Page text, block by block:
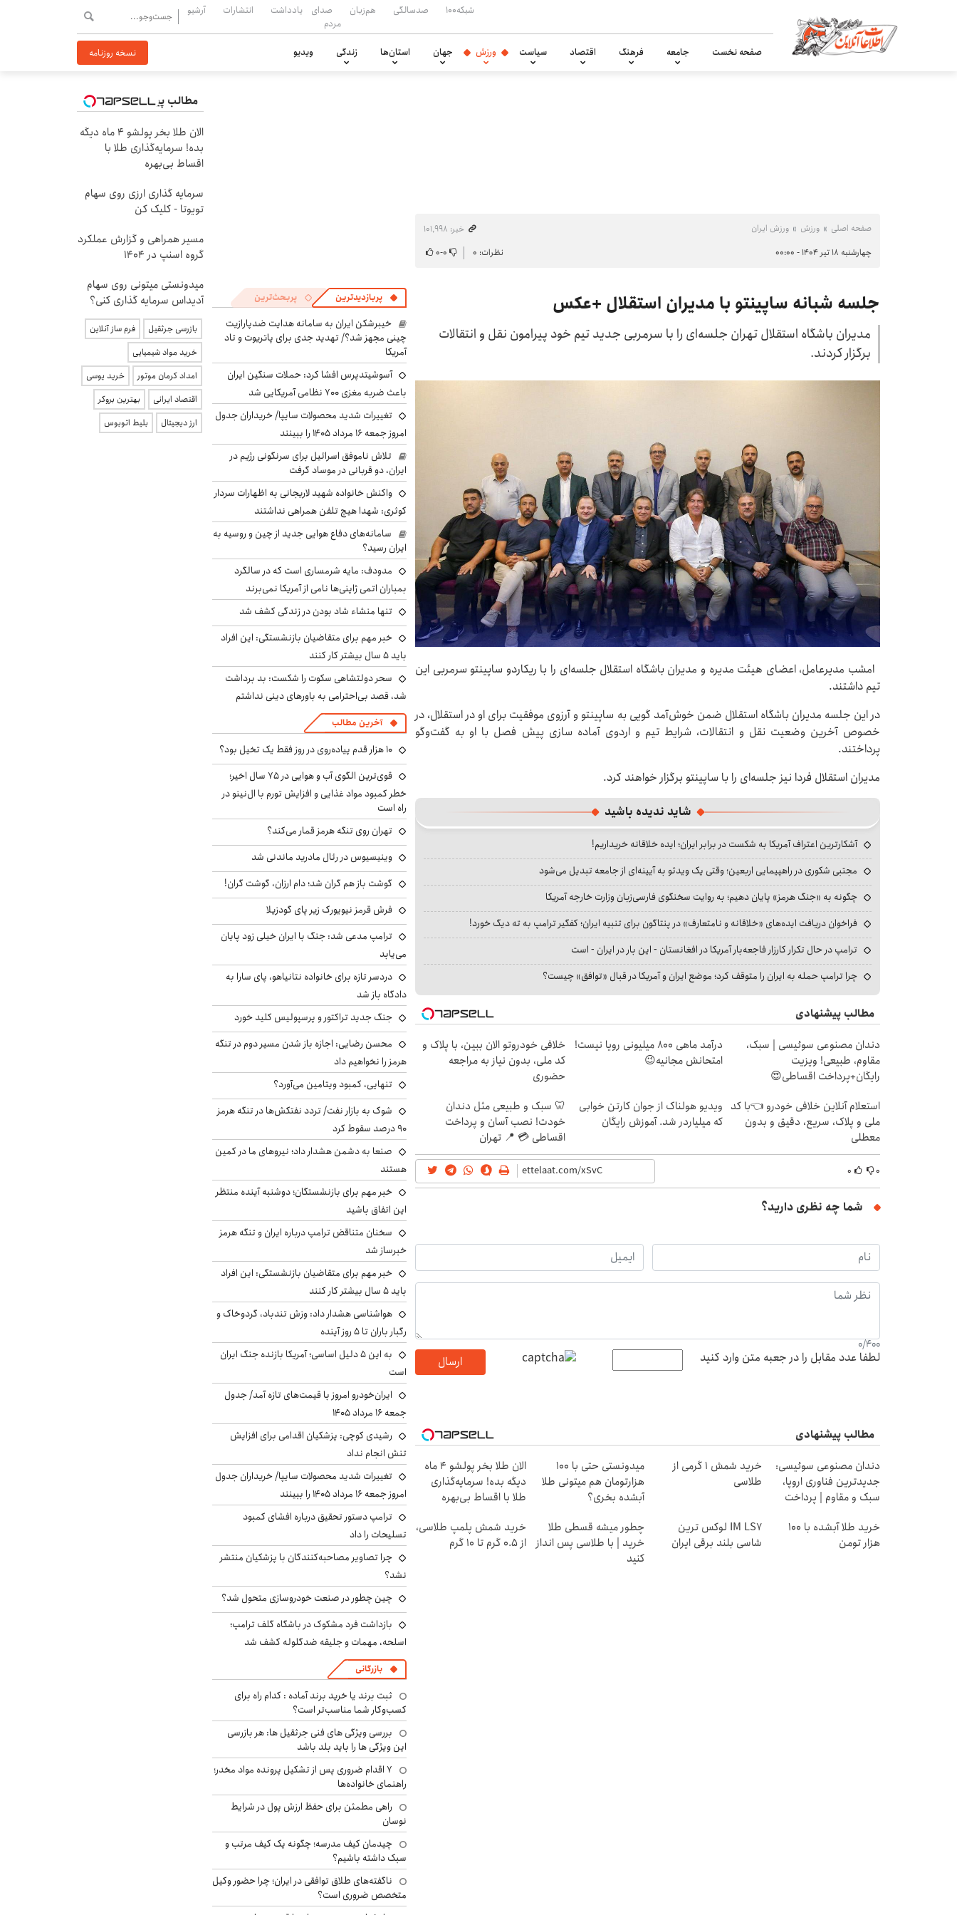
شبکه۱۰۰ صدسالگی هم‌زبان
صدای
مردم
یادداشت انتشارات آرشیو
صفحه نخست جامعه فرهنگ اقتصاد سیاست ورزش جهان استان‌ها زندگی ویدیو نسخه روزنامه
صفحه اصلی ورزش ورزش ایران
خبر: ۱۰۱٬۹۹۸
چهارشنبه ۱۸ تیر ۱۴۰۴ - ۰۰:۰۰
نظرات: ۰ ۰-۰
جلسه شبانه ساپینتو با مدیران استقلال +عکس
مدیران باشگاه استقلال تهران جلسه‌ای را با سرمربی جدید تیم خود پیرامون نقل و انتقالات
برگزار کردند.
امشب مدیرعامل، اعضای هیئت مدیره و مدیران باشگاه استقلال جلسه‌ای را با ریکاردو ساپینتو سرمربی این
تیم داشتند.
در این جلسه مدیران باشگاه استقلال ضمن خوش‌آمد گویی به ساپینتو و آرزوی موفقیت برای او در استقلال، در
خصوص آخرین وضعیت نقل و انتقالات، شرایط تیم و اردوی آماده سازی پیش فصل با او به گفت‌وگو
پرداختند.
مدیران استقلال فردا نیز جلسه‌ای را با ساپینتو برگزار خواهند کرد.
شاید ندیده باشید
آشکارترین اعتراف آمریکا به شکست در برابر ایران؛ ایده خلاقانه خریداریم!
مجتبی شکوری در راهپیمایی اربعین؛ وقتی یک ویدئو به آیینه‌ای از جامعه تبدیل می‌شود
چگونه به «جنگ هرمز» پایان دهیم؛ به روایت سخنگوی فارسی‌زبان وزارت خارجه آمریکا
فراخوان دریافت ایده‌های «خلاقانه و نامتعارف» در پنتاگون برای تنبیه ایران؛ کفگیر ترامپ به ته دیگ خورد!
ترامپ در حال تکرار کارزار فاجعه‌بار آمریکا در افغانستان - این بار در ایران - است
چرا ترامپ حمله به ایران را متوقف کرد؛ موضع ایران و آمریکا در قبال «توافق» چیست؟
مطالب پیشنهادی
دندان مصنوعی سوئیسی | سبک،
مقاوم، طبیعی! ویزیت
رایگان+پرداخت اقساطی😍
درآمد ماهی 800 میلیونی رویا نیست!
امتحانش مجانیه😉
خلافی خودروتو الان ببین، با پلاک و
کد ملی، بدون نیاز به مراجعه
حضوری
استعلام آنلاین خلافی خودرو 👈با کد
ملی و پلاک، سریع، دقیق و بدون
معطلی
ویدیو هولناک از جوان کارتن خوابی
که میلیاردر شد. آموزش رایگان
🦷 سبک و طبیعی مثل دندان
خودت! نصب آسان و پرداخت
اقساطی 💳 📍 تهران
۰ ۰
شما چه نظری دارید؟
0/400
لطفا عدد مقابل را در جعبه متن وارد کنید ارسال
مطالب پیشنهادی
دندان مصنوعی سوئیسی:
جدیدترین فناوری اروپا،
سبک و مقاوم | پرداخت
خرید شمش 1 گرمی از
طلاسی
میدونستی حتی با ۱۰۰
هزارتومان هم میتونی طلا
آبشده بخری؟
الان طلا بخر پولشو 4 ماه
دیگه بده! سرمایه‌گذاری
طلا با اقساط بی‌بهره
خرید طلا آبشده با 100
هزار تومن
IM LS7 لوکس ترین
شاسی بلند برقی ایران
چطور میشه قسطی طلا
خرید | با طلاسی پس انداز
کنید
خرید شمش پلمپ طلاسی،
از ۰.۵ گرم تا ۱۰ گرم
پربازدیدترین پربحث‌ترین
خیبرشکن ایران به سامانه هدایت ضدپارازیت
چینی مجهز شد؟/ تهدید جدی برای پاتریوت و تاد
آمریکا
آسوشیتدپرس افشا کرد: حملات سنگین ایران
باعث ضربه مغزی ۷۰۰ نظامی آمریکایی شد
تغییرات شدید محصولات سایپا/ خریداران جدول
امروز جمعه ۱۶ مرداد ۱۴۰۵ را ببینند
تلاش ناموفق اسرائیل برای سرنگونی رژیم در
ایران، دو قربانی در موساد گرفت
واکنش خانواده شهید لاریجانی به اظهارات سردار
کوثری: شهدا هیچ تلفن همراهی نداشتند
سامانه‌های دفاع هوایی جدید از چین و روسیه به
ایران رسید؟
مدودف: مایه شرمساری است که در سالگرد
بمباران اتمی ژاپنی‌ها نامی از آمریکا نمی‌برند
تنها منشاء شاد بودن در زندگی کشف شد
خبر مهم برای متقاضیان بازنشستگی: این افراد
باید ۵ سال بیشتر کار کنند
سحر دولتشاهی سکوت را شکست: بد برداشت
شد، قصد بی‌احترامی به باورهای دینی نداشتم
آخرین مطالب
۱۰ هزار قدم پیاده‌روی در روز فقط یک تخیل بود؟
قوی‌ترین الگوی آب و هوایی در ۷۵ سال اخیر؛
خطر کمبود مواد غذایی و افزایش تورم با ال‌نینو در
راه است
تهران روی تنگه هرمز قمار می‌کند؟
وینیسیوس در رئال مادرید ماندنی شد
گوشت باز هم گران شد؛ دام ارزان، گوشت گران!
فرش قرمز نیویورک زیر پای گودزیلا
ترامپ مدعی شد: جنگ با ایران خیلی زود پایان
می‌یابد
دردسر تازه برای خانواده نتانیاهو، پای سارا به
دادگاه باز شد
جنگ جدید تراکتور و پرسپولیس کلید خورد
محسن رضایی: اجازه باز شدن مسیر دوم در تنگه
هرمز را نخواهیم داد
تنهایی، کمبود ویتامین می‌آورد؟
شوک به بازار نفت/ تردد نفتکش‌ها در تنگه هرمز
۹۰ درصد سقوط کرد
صنعا به دشمن هشدار داد؛ نیروهای ما در کمین
هستند
خبر مهم برای بازنشستگان؛ دوشنبه آینده منتظر
این اتفاق باشید
سخنان متناقض ترامپ درباره ایران و تنگه هرمز
خبرساز شد
خبر مهم برای متقاضیان بازنشستگی: این افراد
باید ۵ سال بیشتر کار کنند
هواشناسی هشدار داد: وزش تندباد، گردوخاک و
رگبار باران تا ۵ روز آینده
به این ۵ دلیل اساسی؛ آمریکا بازنده جنگ ایران
است
ایران‌خودرو امروز با قیمت‌های تازه آمد/ جدول
جمعه ۱۶ مرداد ۱۴۰۵
رشیدی کوچی: پزشکیان اقدامی برای افزایش
تنش انجام نداد
تغییرات شدید محصولات سایپا/ خریداران جدول
امروز جمعه ۱۶ مرداد ۱۴۰۵ را ببینند
ترامپ دستور تحقیق درباره افشای کمبود
تسلیحات را داد
چرا تصاویر مصاحبه‌کنندگان با پزشکیان منتشر
نشد؟
چین چطور در صنعت خودروسازی متحول شد؟
بازداشت فرد مشکوک در باشگاه گلف ترامپ؛
اسلحه، مهمات و جلیقه ضدگلوله کشف شد
بازرگانی
ثبت برند یا خرید برند آماده : کدام راه برای
کسب‌وکار شما مناسب‌تر است؟
بررسی ویژگی های فنی جرثقیل ها: هر بازرسی
این ویژگی ها را باید بلد باشد
۷ اقدام ضروری پس از تشکیل پرونده مواد مخدر؛
راهنمای خانواده‌ها
راهی مطمئن برای حفظ ارزش پول در شرایط
نوسان
چیدمان کیف مدرسه؛ چگونه یک کیف مرتب و
سبک داشته باشیم؟
ناگفته‌های طلاق توافقی در ایران؛ چرا حضور وکیل
متخصص ضروری است؟
مطالب پیشنهادی
الان طلا بخر پولشو 4 ماه دیگه
بده! سرمایه‌گذاری طلا با
اقساط بی‌بهره
سرمایه گذاری ارزی روی سهام
تویوتا - کلیک کن
مسیر همراهی و گزارش عملکرد
گروه اسنپ در ۱۴۰۴
میدونستی میتونی روی سهام
آدیداس سرمایه گذاری کنی؟
بازرسی جرثقیل
فرم ساز آنلاین
خرید مواد شیمیایی
امداد کرمان موتور
خرید یوسی
اقتصاد ایرانی
بهترین بروکر
ارز دیجیتال
بلیط اتوبوس